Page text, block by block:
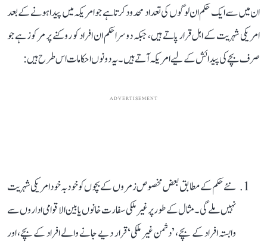
ان میں سے ایک حکم ان لوگوں کی تعداد محدود کرتا ہے جو امریکہ میں پیدا ہونے کے بعد
امریکی شہریت کے اہل قرار پاتے ہیں، جبکہ دوسرا حکم ان افراد کو روکنے پر مرکوز ہے جو
صرف بچے کی پیدائش کے لیے امریکہ آتے ہیں۔ یہ دونوں احکامات اس طرح ہیں:
ADVERTISEMENT
نئے حکم کے مطابق بعض مخصوص زمروں کے بچوں کو خود بہ خود امریکی شہریت
نہیں ملے گی۔ مثال کے طور پر غیر ملکی سفارت خانوں یا بین الاقوامی اداروں سے
وابستہ افراد کے بچے، ’دشمن غیر ملکی‘ قرار دیے جانے والے افراد کے بچے، اور